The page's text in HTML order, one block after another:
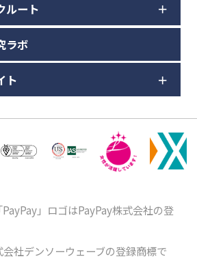
ルート
ラボ
ト
PayPay」ロゴはPayPay株式会社の登
会社デンソーウェーブの登録商標で